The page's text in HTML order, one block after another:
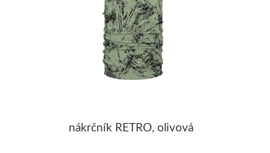
nákrčník RETRO, olivová